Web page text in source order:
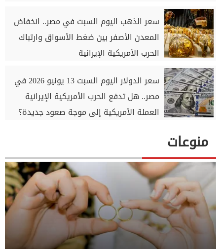
سعر الذهب اليوم السبت في مصر.. انخفاض
المعدن الأصفر بين ضغط الأسواق وارتباك
الحرب الأمريكية الإيرانية
سعر الدولار اليوم السبت 13 يونيو 2026 في
مصر.. هل تدفع الحرب الأمريكية الإيرانية
العملة الأمريكية إلى موجة صعود جديدة؟
منوعات